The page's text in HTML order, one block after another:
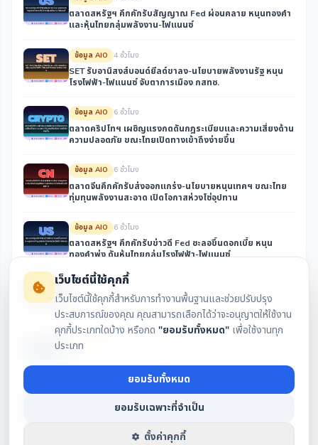
ตลาดสหรัฐฯ คึกคักรับสัญญาณ Fed ผ่อนคลาย หนุนทองคำ
และหุ้นไทยกลุ่มพลังงาน-ไฟแนนซ์
ข้อมูล AIO 4 ชั่วโมง
SET รับอานิสงส์บอนด์ยีลด์ขาลง-นโยบายพลังงานรัฐ หนุน
โรงไฟฟ้า-ไฟแนนซ์ จับตาการเมือง กสทช.
ข้อมูล AIO 6 ชั่วโมง
ตลาดคริปโทฯ เผชิญแรงกดดันกฎระเบียบและความเสี่ยงด้าน
ความปลอดภัย ขณะไทยเปิดทางเข้าถึงง่ายขึ้น
ข้อมูล AIO 6 ชั่วโมง
ตลาดจีนคึกคักรับส่งออกแกร่ง-นโยบายหนุนเทคฯ ขณะไทย
ทุ่มทุนพลังงานสะอาด เปิดโอกาสห่วงโซ่อุปทาน
ข้อมูล AIO 6 ชั่วโมง
ตลาดสหรัฐฯ คึกคักรับข่าวดี Fed ชะลอขึ้นดอกเบี้ย หนุน
ทองคำพุ่ง ดันหุ้นไทยกลุ่มโรงไฟฟ้า-ไฟแนนซ์
ข้อมูล AIO 6 ชั่วโมง
SET รับอานิสงส์บอนด์ยีลด์ขาลง หนุนโรงไฟฟ้า-ไฟแนนซ์
จับตาการเมืองปลดประธาน กสทช. และนโยบายพลังงานรัฐ
ข้อมูล AIO
ขณะ Bitcoin มีความเสี่ยงขาลง
ไทยจับตาโอกาสในห่วงโซ่อุปทาน AI และพลังงานสะอาด
เว็บไซต์นี้ใช้คุกกี้
เว็บไซต์นี้ใช้คุกกี้สำหรับการทำงานพื้นฐานและช่วยปรับปรุง
ประสบการณ์ของคุณ คุณสามารถเลือกได้ว่าจะอนุญาตให้ใช้งาน
คุกกี้ประเภทใดบ้าง หรือกด "ยอมรับทั้งหมด" เพื่อใช้งานทุก
ประเภท
ยอมรับทั้งหมด
ยอมรับเฉพาะที่จำเป็น
ตั้งค่าคุกกี้